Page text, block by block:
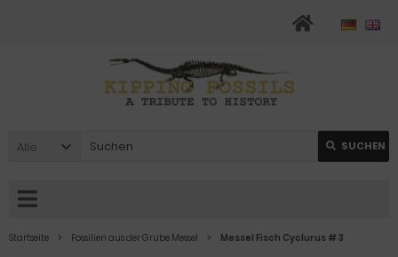
Alle SUCHEN
Startseite Fossilien aus der Grube Messel Messel Fisch Cyclurus # 3